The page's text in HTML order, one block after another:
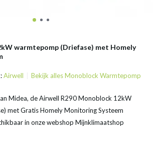
warmtepomp (Driefase) met Homely
Airwell Bekijk alles Monoblock Warmtepomp
Midea, de Airwell R290 Monoblock 12kW
met Gratis Homely Monitoring Systeem
in onze webshop Mijnklimaatshop